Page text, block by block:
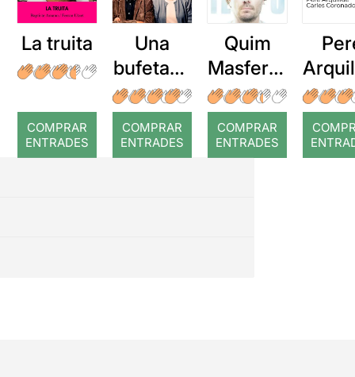
La truita
COMPRAR
ENTRADES
Una
bufetada
a temps
COMPRAR
ENTRADES
Quim
Masferre
r: Temps
COMPRAR
ENTRADES
: